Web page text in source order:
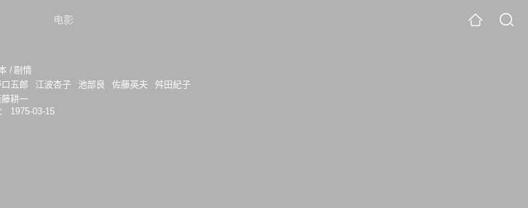
电影
/剧情
口五郎 江波杏子 池部良 佐藤英夫
舛田紀子
藤耕一
1975-03-15